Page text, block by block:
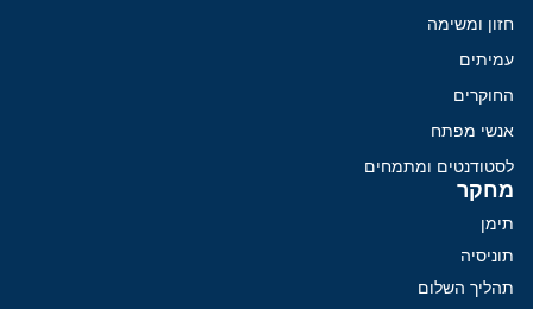
חזון ומשימה
עמיתים
החוקרים
אנשי מפתח
לסטודנטים ומתמחים
מחקר
תימן
תוניסיה
תהליך השלום